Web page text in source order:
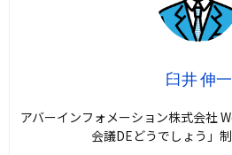
臼井 伸一
アバーインフォメーション株式会社
会議DEどうでしょう」